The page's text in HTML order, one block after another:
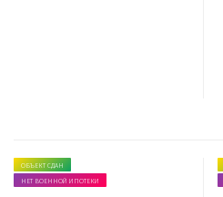
ОБЪЕКТ СДАН
НЕТ ВОЕННОЙ ИПОТЕКИ